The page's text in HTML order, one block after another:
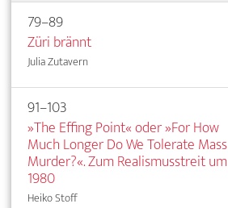
79–89
Züri brännt
Julia Zutavern
91–103
»The Effing Point« oder »For How
Much Longer Do We Tolerate Mass
Murder?«. Zum Realismusstreit um
1980
Heiko Stoff